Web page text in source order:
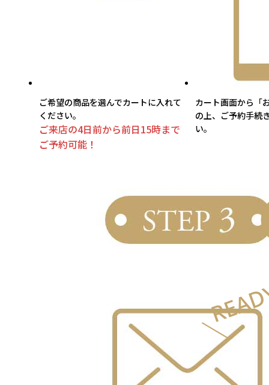
ご希望の商品を選んでカートに入れて
ください。
ご来店の4日前から前日15時まで
ご予約可能！
カート画面から「
の上、ご予約手続
い。